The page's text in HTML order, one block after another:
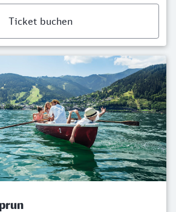
Ticket buchen